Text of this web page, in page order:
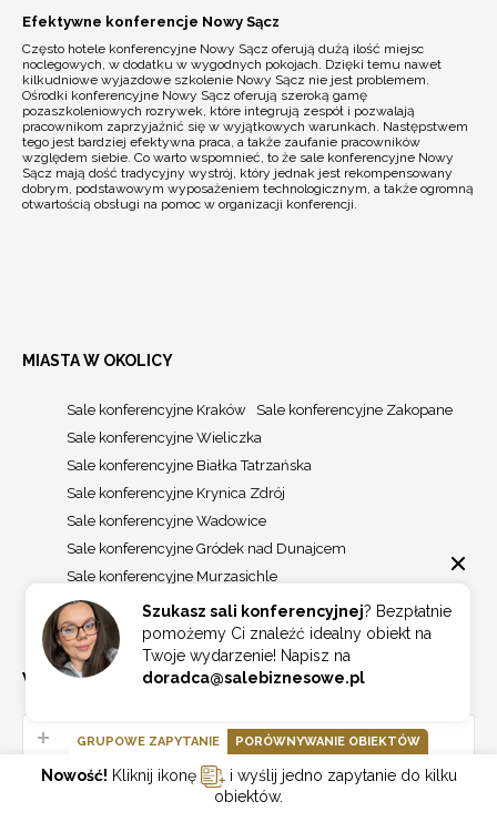
Efektywne konferencje Nowy Sącz
Często hotele konferencyjne Nowy Sącz oferują dużą ilość miejsc
noclegowych, w dodatku w wygodnych pokojach. Dzięki temu nawet
kilkudniowe wyjazdowe szkolenie Nowy Sącz nie jest problemem.
Ośrodki konferencyjne Nowy Sącz oferują szeroką gamę
pozaszkoleniowych rozrywek, które integrują zespół i pozwalają
pracownikom zaprzyjaźnić się w wyjątkowych warunkach. Następstwem
tego jest bardziej efektywna praca, a także zaufanie pracowników
względem siebie. Co warto wspomnieć, to że sale konferencyjne Nowy
Sącz mają dość tradycyjny wystrój, który jednak jest rekompensowany
dobrym, podstawowym wyposażeniem technologicznym, a także ogromną
otwartością obsługi na pomoc w organizacji konferencji.
MIASTA W OKOLICY
Sale konferencyjne Kraków
Sale konferencyjne Zakopane
Sale konferencyjne Wieliczka
Sale konferencyjne Białka Tatrzańska
Sale konferencyjne Krynica Zdrój
Sale konferencyjne Wadowice
Sale konferencyjne Gródek nad Dunajcem
Sale konferencyjne Murzasichle
Sale konferencyjne Szczawnica
Sale konferencyjne Tarnów
WYSZUKAJ NA SKRÓTY
WOJEWÓDZTWA
Szukasz sali konferencyjnej? Bezpłatnie
pomożemy Ci znaleźć idealny obiekt na
Twoje wydarzenie! Napisz na
doradca@salebiznesowe.pl
GRUPOWE ZAPYTANIE PORÓWNYWANIE OBIEKTÓW
Nowość! Kliknij ikonę
i wyślij jedno zapytanie do kilku
obiektów.